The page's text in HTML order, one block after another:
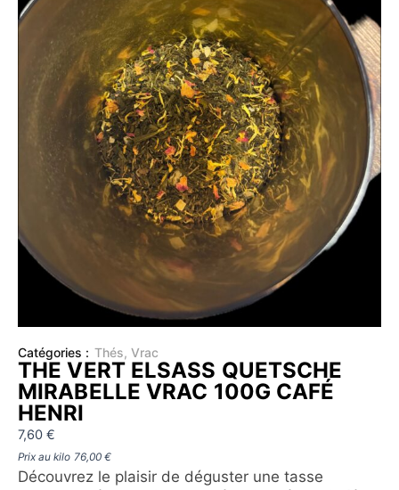
Catégories : Thés, Vrac
THE VERT ELSASS QUETSCHE
MIRABELLE VRAC 100G CAFÉ
HENRI
7,60 €
Prix au kilo 76,00 €
Découvrez le plaisir de déguster une tasse